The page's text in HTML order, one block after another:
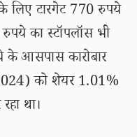
लिए टारगेट 770 रुपये
का स्टॉपलॉस भी
के आसपास कारोबार
को शेयर 1.01%
था।